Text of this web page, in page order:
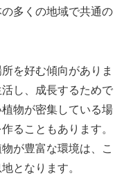
多くの地域で共通の
を好む傾向がありま
し、成長するためで
物が密集している場
ることもあります。
が豊富な環境は、こ
となります。